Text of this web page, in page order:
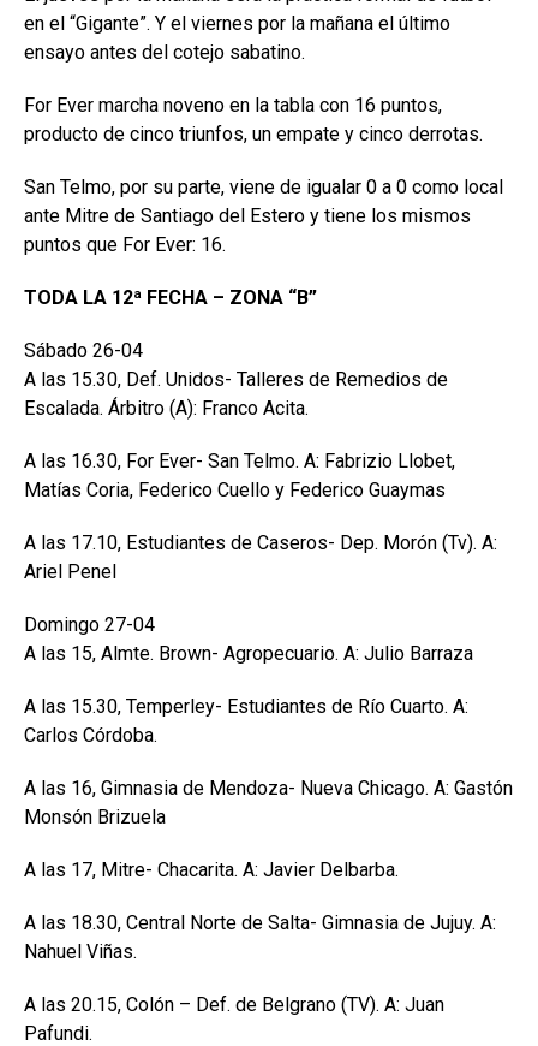
en el “Gigante”. Y el viernes por la mañana el último
ensayo antes del cotejo sabatino.
For Ever marcha noveno en la tabla con 16 puntos,
producto de cinco triunfos, un empate y cinco derrotas.
San Telmo, por su parte, viene de igualar 0 a 0 como local
ante Mitre de Santiago del Estero y tiene los mismos
puntos que For Ever: 16.
TODA LA 12ª FECHA – ZONA “B”
Sábado 26-04
A las 15.30, Def. Unidos- Talleres de Remedios de
Escalada. Árbitro (A): Franco Acita.
A las 16.30, For Ever- San Telmo. A: Fabrizio Llobet,
Matías Coria, Federico Cuello y Federico Guaymas
A las 17.10, Estudiantes de Caseros- Dep. Morón (Tv). A:
Ariel Penel
Domingo 27-04
A las 15, Almte. Brown- Agropecuario. A: Julio Barraza
A las 15.30, Temperley- Estudiantes de Río Cuarto. A:
Carlos Córdoba.
A las 16, Gimnasia de Mendoza- Nueva Chicago. A: Gastón
Monsón Brizuela
A las 17, Mitre- Chacarita. A: Javier Delbarba.
A las 18.30, Central Norte de Salta- Gimnasia de Jujuy. A:
Nahuel Viñas.
A las 20.15, Colón – Def. de Belgrano (TV). A: Juan
Pafundi.